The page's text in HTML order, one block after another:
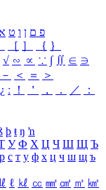
פ ם ן ו ט
［ ］ ｛ ｝
√ ∽ ∝ ∵ ∫ ∬ ∈ ∋
－ ＜ ＝
＞
¿ ː ！ ＇ ， ． ／
：
þ ŧ ŋ ŉ
У Ф Х Ц Ч Ш Щ Ъ
р с т у ф х ц ч ш щ ъ
ℓ ㎘ ㏄ ㎣ ㎤ ㎥ ㎦